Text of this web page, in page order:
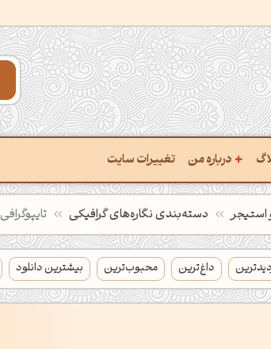
+ درباره من
سفارش پروژه
تماس با ‌من
سوالات متداول‌‌
تغییرات سایت
دسته‌بندی‌ نگاره‌های گرافیکی تایپوگرافی
داغ‌ترین محبوب‌ترین بیشترین دانلود